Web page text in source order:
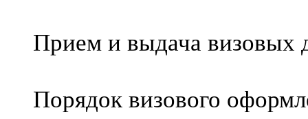
Прием и выдача визовых
Порядок визового